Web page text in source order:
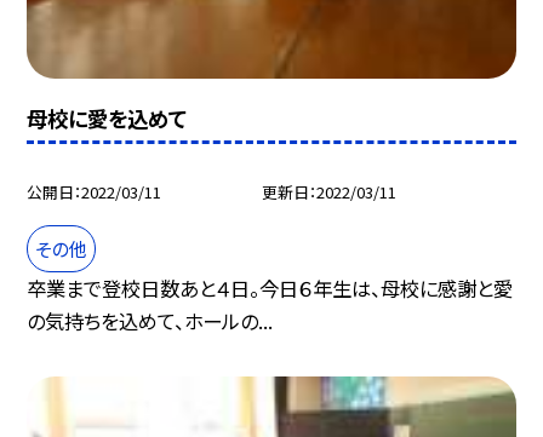
母校に愛を込めて
公開日 2022/03/11 更新日 2022/03/11
その他
卒業まで登校日数あと４日。今日６年生は、母校に感謝と愛
の気持ちを込めて、ホールの...